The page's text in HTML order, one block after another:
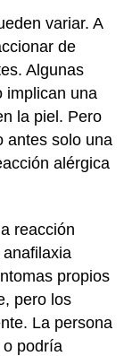
variar. A
de
Algunas
implican una
la piel. Pero
antes solo una
alérgica
reacción
anafilaxia
propios
pero los
La persona
o podría